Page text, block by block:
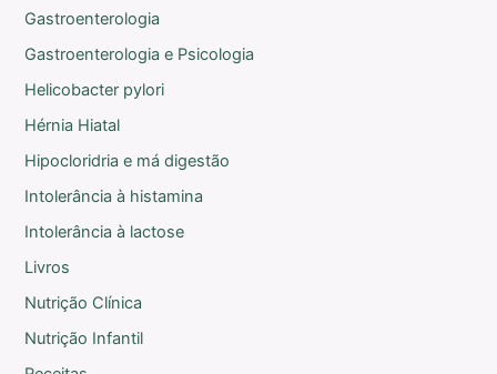
Gastroenterologia
Gastroenterologia e Psicologia
Helicobacter pylori
Hérnia Hiatal
Hipocloridria e má digestão
Intolerância à histamina
Intolerância à lactose
Livros
Nutrição Clínica
Nutrição Infantil